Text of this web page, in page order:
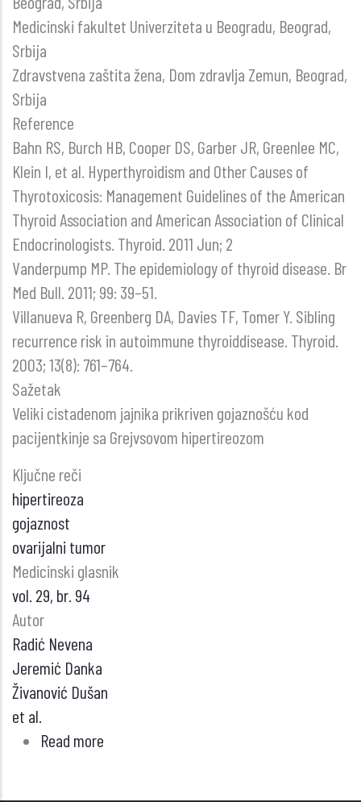
Medicinski fakultet Univerziteta u Beogradu, Beograd,
Srbija
Zdravstvena zaštita žena, Dom zdravlja Zemun, Beograd,
Srbija
Reference
Bahn RS, Burch HB, Cooper DS, Garber JR, Greenlee MC,
Klein I, et al. Hyperthyroidism and Other Causes of
Thyrotoxicosis: Management Guidelines of the American
Thyroid Association and American Association of Clinical
Endocrinologists. Thyroid. 2011 Jun; 2
Vanderpump MP. The epidemiology of thyroid disease. Br
Med Bull. 2011; 99: 39–51.
Villanueva R, Greenberg DA, Davies TF, Tomer Y. Sibling
recurrence risk in autoimmune thyroiddisease. Thyroid.
2003; 13(8): 761–764.
Sažetak
Veliki cistadenom jajnika prikriven gojaznošću kod
pacijentkinje sa Grejvsovom hipertireozom
Ključne reči
hipertireoza
gojaznost
ovarijalni tumor
Medicinski glasnik
vol. 29, br. 94
Autor
Radić Nevena
Jeremić Danka
Živanović Dušan
et al.
Read more